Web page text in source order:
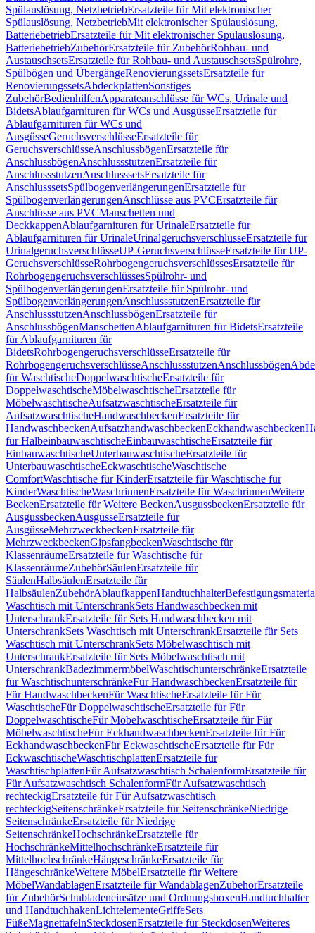
Spülauslösung, NetzbetriebErsatzteile für Mit elektronischer
Spülauslösung, NetzbetriebMit elektronischer Spülauslösung,
BatteriebetriebErsatzteile für Mit elektronischer Spülauslösung,
BatteriebetriebZubehörErsatzteile für ZubehörRohbau- und
AustauschsetsErsatzteile für Rohbau- und AustauschsetsSpülrohre,
Spülbögen und ÜbergängeRenovierungssetsErsatzteile für
RenovierungssetsAbdeckplattenSonstiges
ZubehörBedienhilfenApparateanschlüsse für WCs, Urinale und
BidetsAblaufgarnituren für WCs und AusgüsseErsatzteile für
Ablaufgarnituren für WCs und
AusgüsseGeruchsverschlüsseErsatzteile für
GeruchsverschlüsseAnschlussbögenErsatzteile für
AnschlussbögenAnschlussstutzenErsatzteile für
AnschlussstutzenAnschlusssetsErsatzteile für
AnschlusssetsSpülbogenverlängerungenErsatzteile für
SpülbogenverlängerungenAnschlüsse aus PVCErsatzteile für
Anschlüsse aus PVCManschetten und
DeckkappenAblaufgarnituren für UrinaleErsatzteile für
Ablaufgarnituren für UrinaleUrinalgeruchsverschlüsseErsatzteile für
UrinalgeruchsverschlüsseUP-GeruchsverschlüsseErsatzteile für UP-
GeruchsverschlüsseRohrbogengeruchsverschlüssesErsatzteile für
RohrbogengeruchsverschlüssesSpülrohr- und
SpülbogenverlängerungenErsatzteile für Spülrohr- und
SpülbogenverlängerungenAnschlussstutzenErsatzteile für
AnschlussstutzenAnschlussbögenErsatzteile für
AnschlussbögenManschettenAblaufgarnituren für BidetsErsatzteile
für Ablaufgarnituren für
BidetsRohrbogengeruchsverschlüsseErsatzteile für
RohrbogengeruchsverschlüsseAnschlussstutzenAnschlussbögen
für WaschtischeDoppelwaschtischeErsatzteile für
DoppelwaschtischeMöbelwaschtischeErsatzteile für
MöbelwaschtischeAufsatzwaschtischeErsatzteile für
AufsatzwaschtischeHandwaschbeckenErsatzteile für
HandwaschbeckenAufsatzhandwaschbeckenEckhandwaschbecken
für HalbeinbauwaschtischeEinbauwaschtischeErsatzteile für
EinbauwaschtischeUnterbauwaschtischeErsatzteile für
UnterbauwaschtischeEckwaschtischeWaschtische
ComfortWaschtische für KinderErsatzteile für Waschtische für
KinderWaschtischeWaschrinnenErsatzteile für WaschrinnenWeitere
BeckenErsatzteile für Weitere BeckenAusgussbeckenErsatzteile für
AusgussbeckenAusgüsseErsatzteile für
AusgüsseMehrzweckbeckenErsatzteile für
MehrzweckbeckenGipsfangbeckenWaschtische für
KlassenräumeErsatzteile für Waschtische für
KlassenräumeZubehörSäulenErsatzteile für
SäulenHalbsäulenErsatzteile für
HalbsäulenZubehörAblaufkappenHandtuchhalter
Waschtisch mit UnterschrankSets Handwaschbecken mit
UnterschrankErsatzteile für Sets Handwaschbecken mit
UnterschrankSets Waschtisch mit UnterschrankErsatzteile für Sets
Waschtisch mit UnterschrankSets Möbelwaschtisch mit
UnterschrankErsatzteile für Sets Möbelwaschtisch mit
UnterschrankBadezimmermöbelWaschtischunterschränkeErsatzteile
für WaschtischunterschränkeFür HandwaschbeckenErsatzteile für
Für HandwaschbeckenFür WaschtischeErsatzteile für Für
WaschtischeFür DoppelwaschtischeErsatzteile für Für
DoppelwaschtischeFür MöbelwaschtischeErsatzteile für Für
MöbelwaschtischeFür EckhandwaschbeckenErsatzteile für Für
EckhandwaschbeckenFür EckwaschtischeErsatzteile für Für
EckwaschtischeWaschtischplattenErsatzteile für
WaschtischplattenFür Aufsatzwaschtisch SchalenformErsatzteile für
Für Aufsatzwaschtisch SchalenformFür Aufsatzwaschtisch
rechteckigErsatzteile für Für Aufsatzwaschtisch
rechteckigSeitenschränkeErsatzteile für SeitenschränkeNiedrige
SeitenschränkeErsatzteile für Niedrige
SeitenschränkeHochschränkeErsatzteile für
HochschränkeMittelhochschränkeErsatzteile für
MittelhochschränkeHängeschränkeErsatzteile für
HängeschränkeWeitere MöbelErsatzteile für Weitere
MöbelWandablagenErsatzteile für WandablagenZubehörErsatzteile
für ZubehörSchubladeneinsätze und OrdnungsboxenHandtuchhalter
und HandtuchhakenLichtelementeGriffeSets
FüßeMagnettafelnSteckdosenErsatzteile für SteckdosenWeiteres